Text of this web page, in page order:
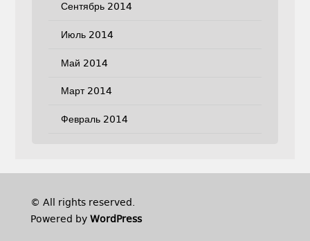
Сентябрь 2014
Июль 2014
Май 2014
Март 2014
Февраль 2014
© All rights reserved.
Powered by WordPress